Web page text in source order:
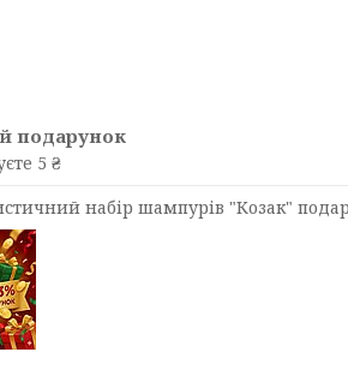
подарунок
5 ₴
набір шампурів "Козак"